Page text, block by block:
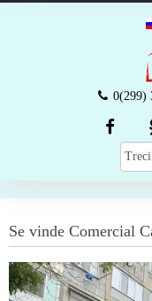
0(299)
Se vinde Comercial